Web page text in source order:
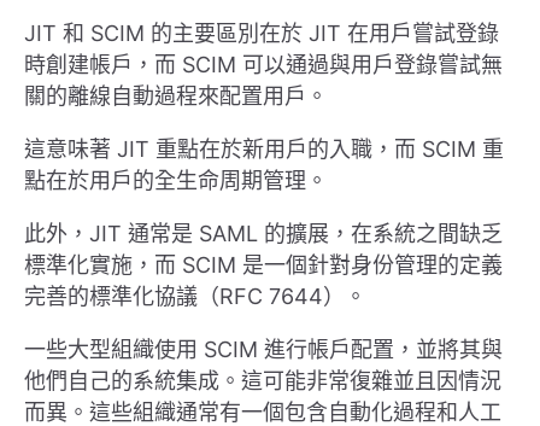
JIT 和 SCIM 的主要區別在於 JIT 在用戶嘗試登錄
時創建帳戶，而 SCIM 可以通過與用戶登錄嘗試無
關的離線自動過程來配置用戶。
這意味著 JIT 重點在於新用戶的入職，而 SCIM 重
點在於用戶的全生命周期管理。
此外，JIT 通常是 SAML 的擴展，在系統之間缺乏
標準化實施，而 SCIM 是一個針對身份管理的定義
完善的標準化協議（RFC 7644）。
一些大型組織使用 SCIM 進行帳戶配置，並將其與
他們自己的系統集成。這可能非常復雜並且因情況
而異。這些組織通常有一個包含自動化過程和人工